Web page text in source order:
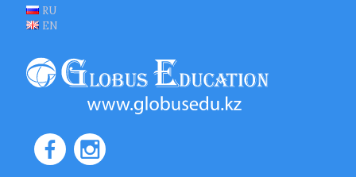
RU
EN